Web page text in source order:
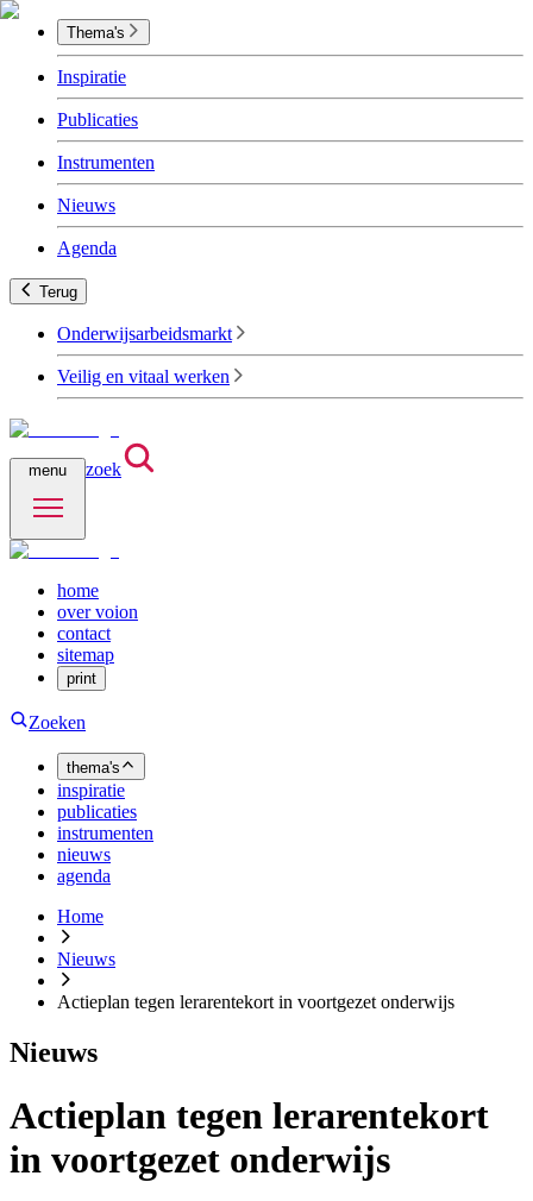
Thema's
Inspiratie
Publicaties
Instrumenten
Nieuws
Agenda
Terug
Onderwijsarbeidsmarkt
Veilig en vitaal werken
menu zoek
home
over voion
contact
sitemap
print
Zoeken
thema's
inspiratie
publicaties
instrumenten
nieuws
agenda
Home
Nieuws
Actieplan tegen lerarentekort in voortgezet onderwijs
Nieuws
Actieplan tegen lerarentekort
in voortgezet onderwijs